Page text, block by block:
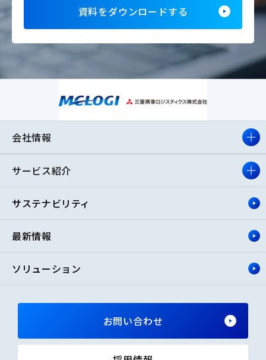
資料をダウンロードする
会社情報
サービス紹介
サステナビリティ
最新情報
ソリューション
お問い合わせ